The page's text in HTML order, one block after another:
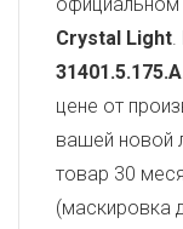
Crystal Light.
цене от
вашей новой
товар 30
(маскировка